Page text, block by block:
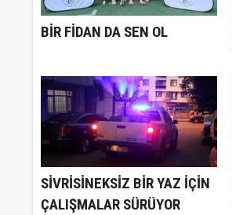
BİR FİDAN DA SEN OL
SİVRİSİNEKSİZ BİR YAZ İÇİN
ÇALIŞMALAR SÜRÜYOR